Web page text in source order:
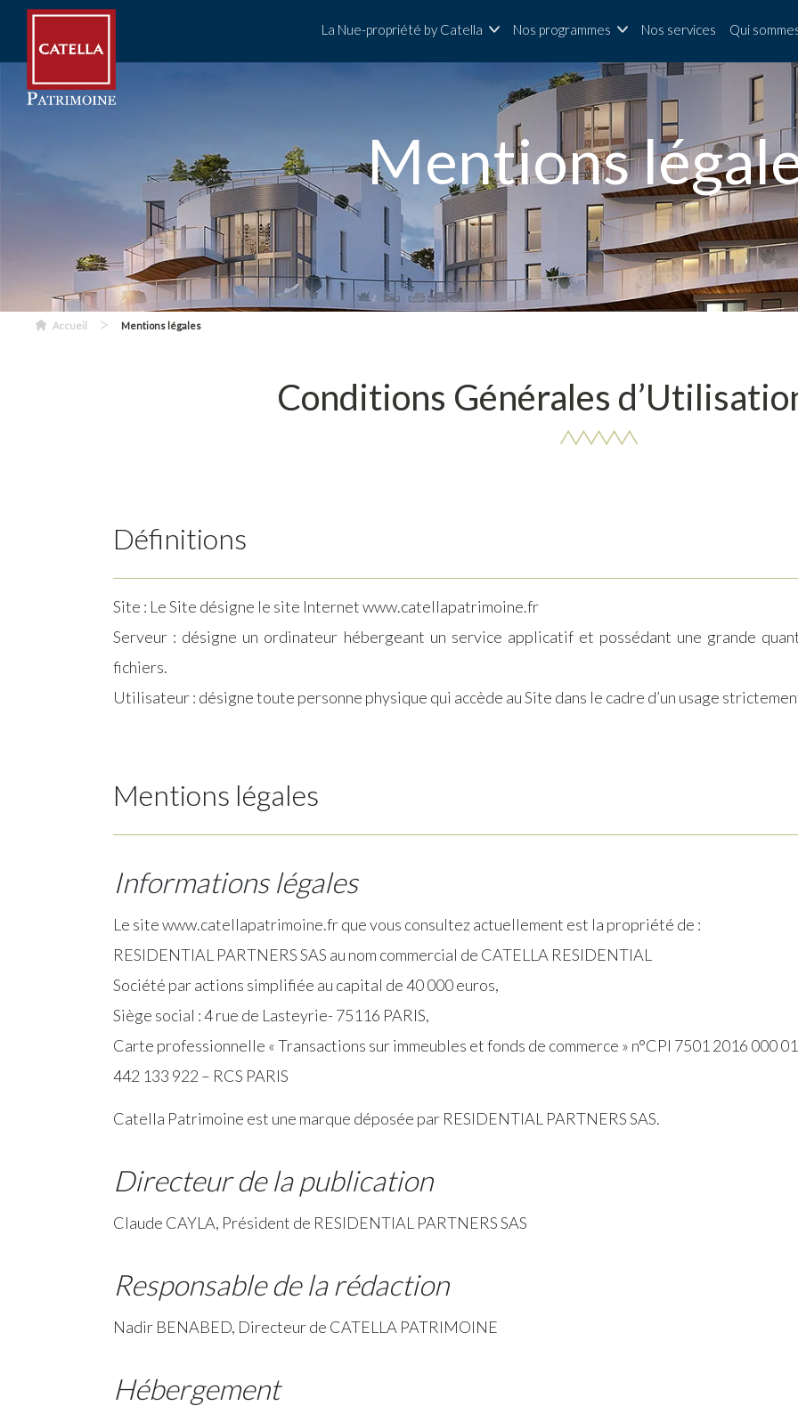
La Nue-propriété by Catella Nos programmes Nos services Qui
Mentions
Accueil > Mentions légales
Conditions Générales
Définitions
Site : Le Site désigne le site Internet www.catellapatrimoine.fr
Serveur : désigne un ordinateur hébergeant un service applicatif et possédant une grande
fichiers.
Utilisateur : désigne toute personne physique qui accède au Site dans le cadre d’un usage
Mentions légales
Informations légales
Le site www.catellapatrimoine.fr que vous consultez actuellement est la propriété de :
RESIDENTIAL PARTNERS SAS au nom commercial de CATELLA RESIDENTIAL
Société par actions simplifiée au capital de 40 000 euros,
Siège social : 4 rue de Lasteyrie- 75116 PARIS,
Carte professionnelle « Transactions sur immeubles et fonds de commerce » n°CPI 7501 2016 000
442 133 922 – RCS PARIS
Catella Patrimoine est une marque déposée par RESIDENTIAL PARTNERS SAS.
Directeur de la publication
Claude CAYLA, Président de RESIDENTIAL PARTNERS SAS
Responsable de la rédaction
Nadir BENABED, Directeur de CATELLA PATRIMOINE
Hébergement